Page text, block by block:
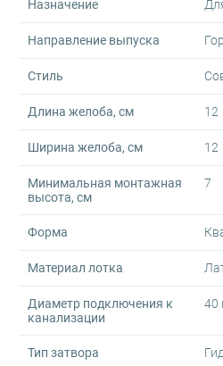
Назначение
Направление выпуска
Стиль
Длина желоба, см 12
Ширина желоба, см 12
Минимальная монтажная
высота, см
7
Форма
Материал лотка
Диаметр подключения к
канализации
40
Тип затвора